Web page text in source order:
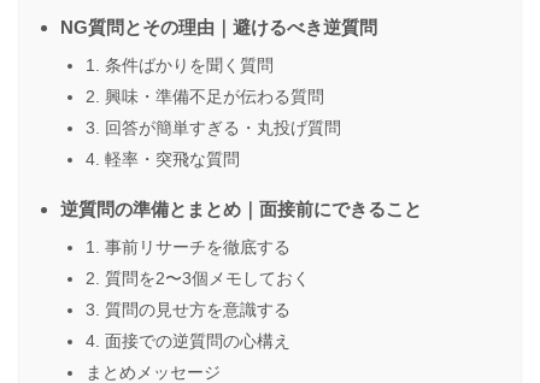
NG質問とその理由｜避けるべき逆質問
1. 条件ばかりを聞く質問
2. 興味・準備不足が伝わる質問
3. 回答が簡単すぎる・丸投げ質問
4. 軽率・突飛な質問
逆質問の準備とまとめ｜面接前にできること
1. 事前リサーチを徹底する
2. 質問を2〜3個メモしておく
3. 質問の見せ方を意識する
4. 面接での逆質問の心構え
まとめメッセージ